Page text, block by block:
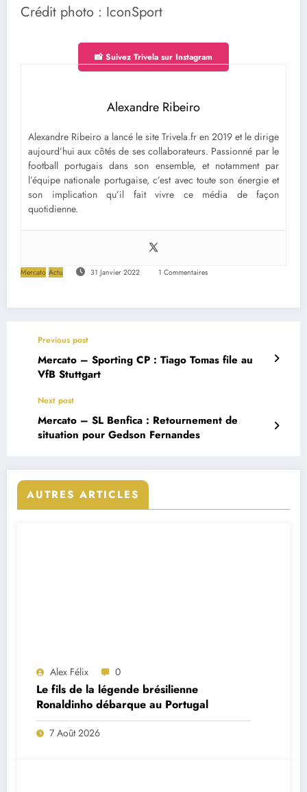
Crédit photo : IconSport
📸 Suivez Trivela sur Instagram
Alexandre Ribeiro
Alexandre Ribeiro a lancé le site Trivela.fr en 2019 et le dirige
aujourd’hui aux côtés de ses collaborateurs. Passionné par le
football portugais dans son ensemble, et notamment par
l’équipe nationale portugaise, c’est avec toute son énergie et
son implication qu’il fait vivre ce média de façon
quotidienne.
Mercato Actu 31 Janvier 2022 1 Commentaires
Previous post
Mercato – Sporting CP : Tiago Tomas file au
VfB Stuttgart
Next post
Mercato – SL Benfica : Retournement de
situation pour Gedson Fernandes
AUTRES ARTICLES
Alex Félix 0
Le fils de la légende brésilienne
Ronaldinho débarque au Portugal
7 Août 2026